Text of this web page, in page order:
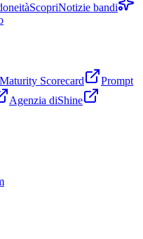
ScopriNotizie bandi
Scorecard
Prompt
Agenzia diShine